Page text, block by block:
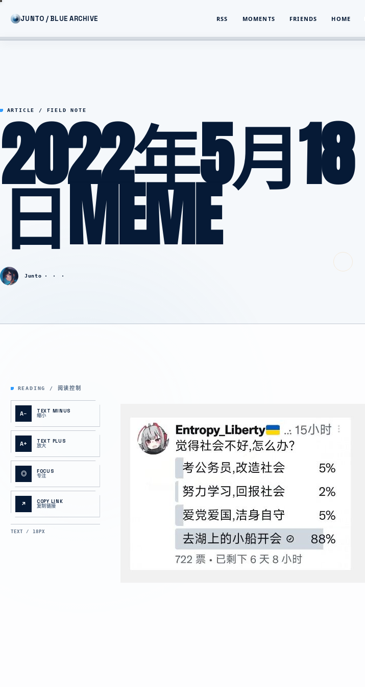
JUNTO / BLUE ARCHIVE RSS MOMENTS FRIENDS HOME
ARTICLE / FIELD NOTE
2022年5月18
日MEME
Junto
READING / 阅读控制
A− TEXT MINUS
缩小
A+ TEXT PLUS
放大
◎ FOCUS
专注
↗ COPY LINK
复制链接
TEXT / 18PX